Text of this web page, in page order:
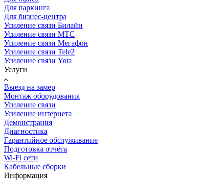
Для паркинга
Для бизнес-центра
Усиление связи Билайн
Усиление связи МТС
Усиление связи Мегафон
Усиление связи Tele2
Усиление связи Yota
Услуги
Выезд на замер
Монтаж оборудования
Усиление связи
Усиление интернета
Демонстрация
Диагностика
Гарантийное обслуживание
Подготовка отчёта
Wi-Fi сети
Кабельные сборки
Информация